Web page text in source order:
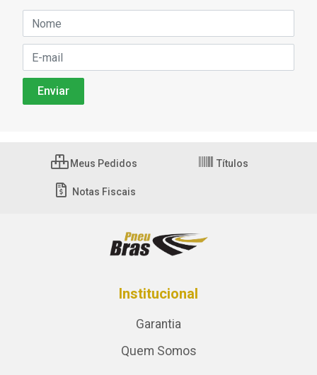
Meus Pedidos Títulos
Notas Fiscais
Institucional
Garantia
Quem Somos